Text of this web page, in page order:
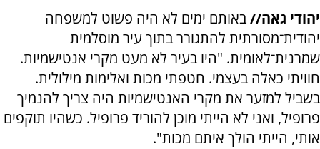
יהודי גאה//באותם ימים לא היה פשוט למשפחה
יהודית־מסורתית להתגורר בתוך עיר מוסלמית
שמרנית־לאומית. "היו בעיר לא מעט מקרי אנטישמיות.
חוויתי כאלה בעצמי. חטפתי מכות ואלימות מילולית.
בשביל למזער את מקרי האנטישמיות היה צריך להנמיך
פרופיל, ואני לא הייתי מוכן להוריד פרופיל. כשהיו תוקפים
אותי, הייתי הולך איתם מכות".